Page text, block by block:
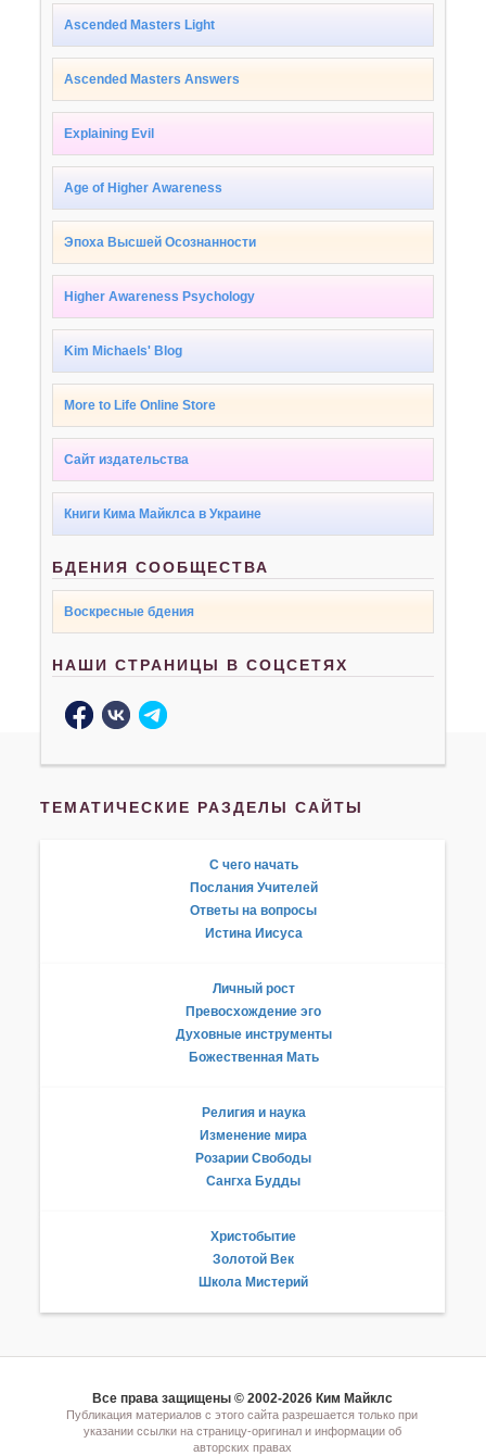
Ascended Masters Light
Ascended Masters Answers
Explaining Evil
Age of Higher Awareness
Эпоха Высшей Осознанности
Higher Awareness Psychology
Kim Michaels' Blog
More to Life Online Store
Сайт издательства
Книги Кима Майклса в Украине
БДЕНИЯ СООБЩЕСТВА
Воскресные бдения
НАШИ СТРАНИЦЫ В СОЦСЕТЯХ
ТЕМАТИЧЕСКИЕ РАЗДЕЛЫ САЙТЫ
С чего начать
Послания Учителей
Ответы на вопросы
Истина Иисуса
Личный рост
Превосхождение эго
Духовные инструменты
Божественная Мать
Религия и наука
Изменение мира
Розарии Свободы
Сангха Будды
Христобытие
Золотой Век
Школа Мистерий
Все права защищены © 2002-2026 Ким Майклс
Публикация материалов с этого сайта разрешается только при
указании ссылки на страницу-оригинал и информации об
авторских правах